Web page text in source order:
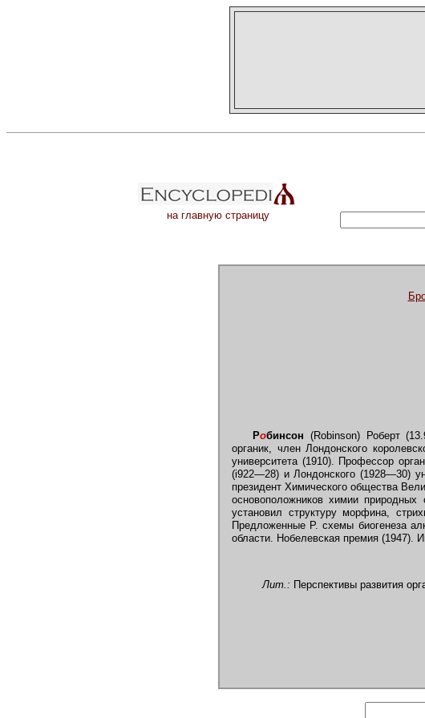
на главную страницу
Робинсон (Robinson) Роберт
органик, член Лондонского
университета (1910). Профессор
(i922—28) и Лондонского (1928—30)
президент Химического общества
основоположников химии природных
установил структуру морфина,
Предложенные Р. схемы биогенеза
области. Нобелевская премия
Лит.: Перспективы развития